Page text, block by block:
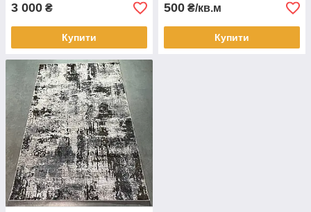
3 000 ₴
Купити
500 ₴/кв.м
Купити